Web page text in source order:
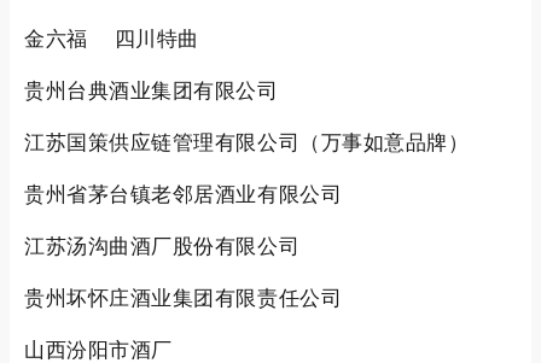
金六福 四川特曲
贵州台典酒业集团有限公司
江苏国策供应链管理有限公司（万事如意品牌）
贵州省茅台镇老邻居酒业有限公司
江苏汤沟曲酒厂股份有限公司
贵州坏怀庄酒业集团有限责任公司
山西汾阳市酒厂